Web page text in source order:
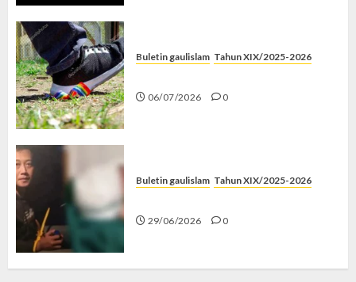
Buletin gaulislam Tahun XIX/2025-2026
06/07/2026 0
Buletin gaulislam Tahun XIX/2025-2026
29/06/2026 0